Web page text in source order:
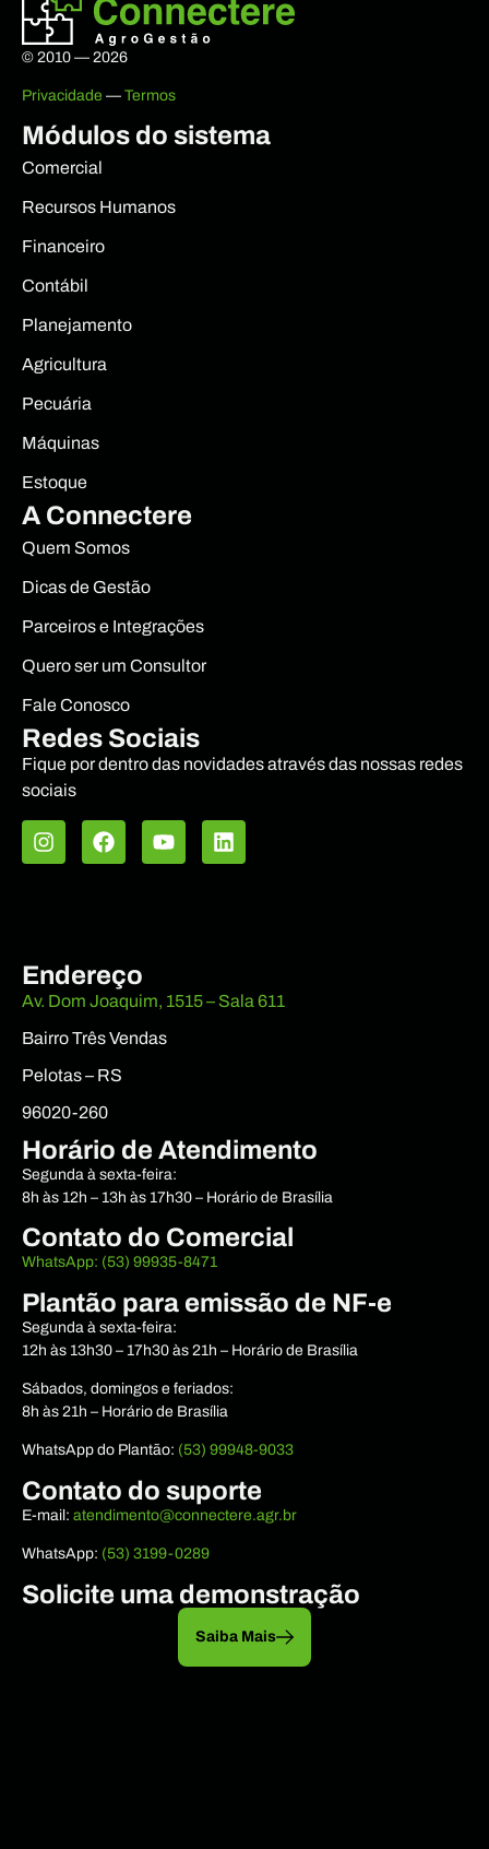
© 2010 — 2026
Privacidade — Termos
Módulos do sistema
Comercial
Recursos Humanos
Financeiro
Contábil
Planejamento
Agricultura
Pecuária
Máquinas
Estoque
A Connectere
Quem Somos
Dicas de Gestão
Parceiros e Integrações
Quero ser um Consultor
Fale Conosco
Redes Sociais
Fique por dentro das novidades através das nossas redes
sociais
Endereço
Av. Dom Joaquim, 1515 – Sala 611
Bairro Três Vendas
Pelotas – RS
96020-260
Horário de Atendimento
Segunda à sexta-feira:
8h às 12h – 13h às 17h30 – Horário de Brasília
Contato do Comercial
WhatsApp: (53) 99935-8471
Plantão para emissão de NF-e
Segunda à sexta-feira:
12h às 13h30 – 17h30 às 21h – Horário de Brasília
Sábados, domingos e feriados:
8h às 21h – Horário de Brasília
WhatsApp do Plantão: (53) 99948-9033
Contato do suporte
E-mail: atendimento@connectere.agr.br
WhatsApp: (53) 3199-0289
Solicite uma demonstração
Saiba Mais